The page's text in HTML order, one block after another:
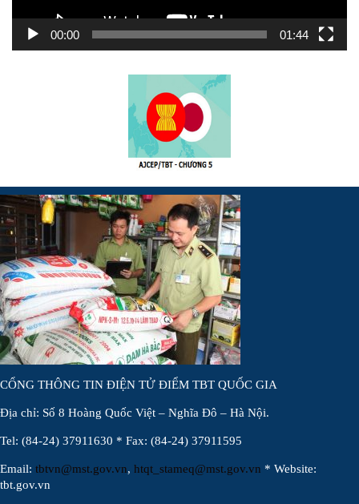
00:00 01:44
CỔNG THÔNG TIN ĐIỆN TỬ ĐIỂM TBT QUỐC GIA
Địa chỉ: Số 8 Hoàng Quốc Việt – Nghĩa Đô – Hà Nội.
Tel: (84-24) 37911630 * Fax: (84-24) 37911595
Email: tbtvn@mst.gov.vn, htqt_stameq@mst.gov.vn * Website:
tbt.gov.vn